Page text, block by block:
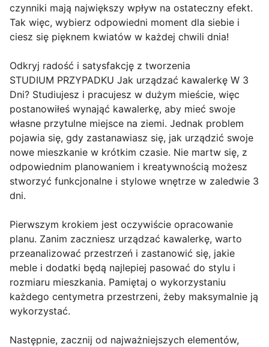
czynniki mają największy wpływ na ostateczny efekt.
Tak więc, wybierz odpowiedni moment dla siebie i
ciesz się pięknem kwiatów w każdej chwili dnia!
Odkryj radość i satysfakcję z tworzenia
STUDIUM PRZYPADKU Jak urządzać kawalerkę W 3
Dni? Studiujesz i pracujesz w dużym mieście, więc
postanowiłeś wynająć kawalerkę, aby mieć swoje
własne przytulne miejsce na ziemi. Jednak problem
pojawia się, gdy zastanawiasz się, jak urządzić swoje
nowe mieszkanie w krótkim czasie. Nie martw się, z
odpowiednim planowaniem i kreatywnością możesz
stworzyć funkcjonalne i stylowe wnętrze w zaledwie 3
dni.
Pierwszym krokiem jest oczywiście opracowanie
planu. Zanim zaczniesz urządzać kawalerkę, warto
przeanalizować przestrzeń i zastanowić się, jakie
meble i dodatki będą najlepiej pasować do stylu i
rozmiaru mieszkania. Pamiętaj o wykorzystaniu
każdego centymetra przestrzeni, żeby maksymalnie ją
wykorzystać.
Następnie, zacznij od najważniejszych elementów,